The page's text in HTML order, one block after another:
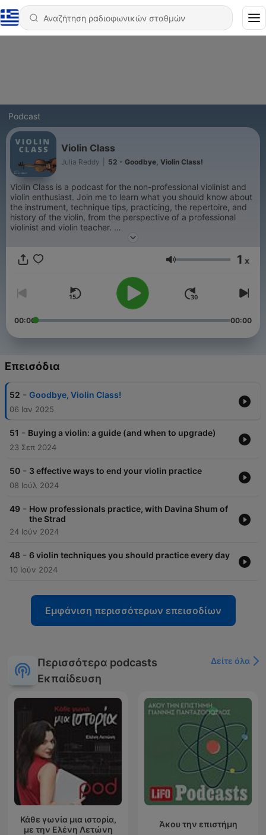
Podcast
Violin Class
Julia Reddy 52 - Goodbye, Violin Class!
Violin Class is a podcast for the non-professional violinist and
violin enthusiast. Join me to learn what you should know about
the instrument, technique tips, practicing, the repertoire, and
history of the violin, from the perspective of a professional
violinist and violin teacher.
Hosted by Julia Reddy, www.violinclass.co; contact:
Ένταση 1 x
00:00 00:00
Επεισόδια
52 - Goodbye, Violin Class!
06 Ιαν 2025
51 - Buying a violin: a guide (and when to upgrade)
23 Σεπ 2024
50 - 3 effective ways to end your violin practice
08 Ιούλ 2024
49 - How professionals practice, with Davina Shum of
the Strad
24 Ιούν 2024
48 - 6 violin techniques you should practice every day
10 Ιούν 2024
Εμφάνιση περισσότερων επεισοδίων
Περισσότερα podcasts
Εκπαίδευση
Δείτε όλα
Κάθε γωνία μια ιστορία,
με την Ελένη Λετώνη
Άκου την επιστήμη